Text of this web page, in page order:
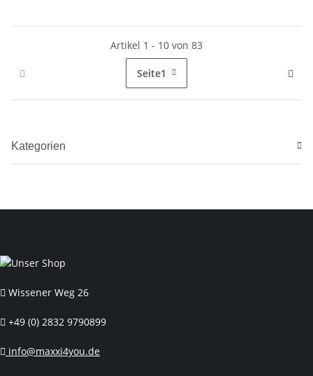
Artikel 1 - 10 von 83
Seite1
Kategorien
Wissener Weg 26
+49 (0) 2832 9790899
info@maxxi4you.de